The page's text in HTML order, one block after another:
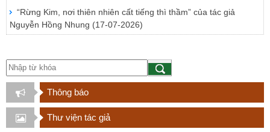
“Rừng Kim, nơi thiên nhiên cất tiếng thì thầm” của tác giả
Nguyễn Hồng Nhung (17-07-2026)
Thông báo
Thư viện tác giả